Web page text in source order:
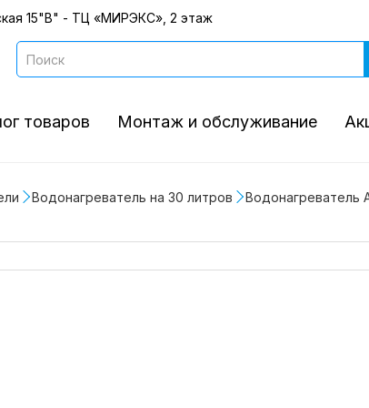
15"В" - ТЦ «МИРЭКС», 2 этаж
товаров Монтаж и обслуживание
Водонагреватель на 30 литров Водонагреватель